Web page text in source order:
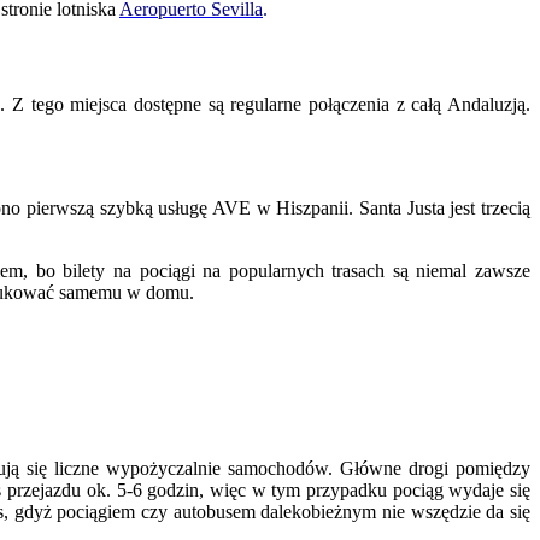
lotniska Aeropuerto Sevilla.
tego miejsca dostępne są regularne połączenia z całą Andaluzją.
pierwszą szybką usługę AVE w Hiszpanii. Santa Justa jest trzecią
bo bilety na pociągi na popularnych trasach są niemal zawsze
samemu w domu.
się liczne wypożyczalnie samochodów. Główne drogi pomiędzy
ok. 5-6 godzin, więc w tym przypadku pociąg wydaje się
pociągiem czy autobusem dalekobieżnym nie wszędzie da się